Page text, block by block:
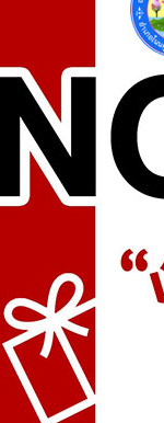
สำนักงานคณะ
ทุจริตแห่งชาติ
ทุจริตในภาครัฐ
องค์ความรู้ที่
ขององค์กร